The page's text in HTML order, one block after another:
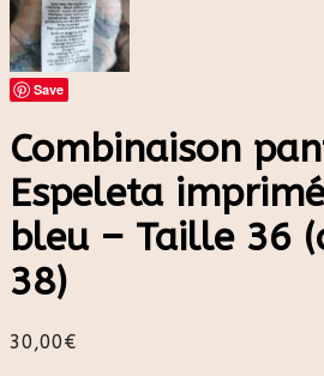
Save
Combinaison
Espeleta
bleu – Taille 36
38)
30,00€